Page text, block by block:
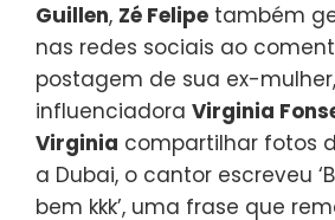
Guillen, Zé Felipe também
nas redes sociais ao
postagem de sua ex-
influenciadora Virginia
Virginia compartilhar fotos
a Dubai, o cantor escreveu
bem kkk’, uma frase que